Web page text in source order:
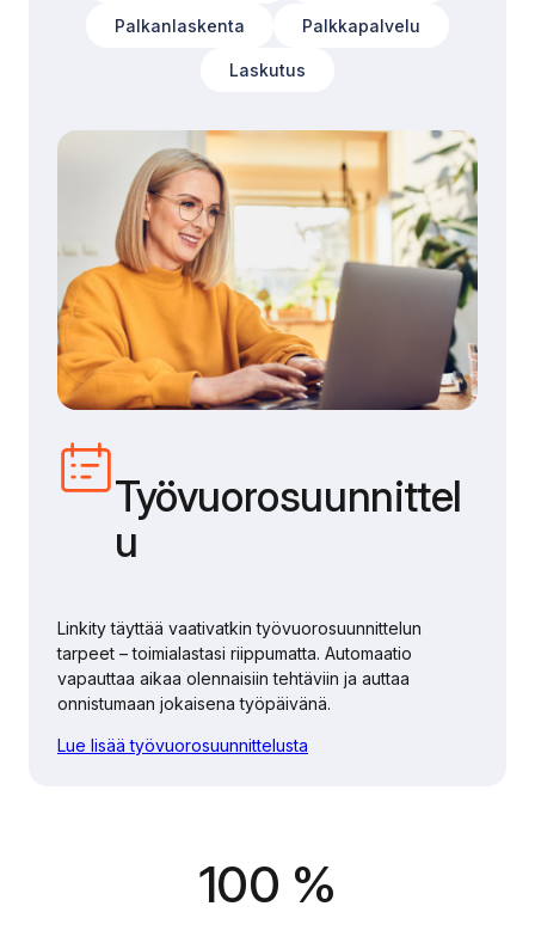
Työvuorosuunnittel
u
Linkity täyttää vaativatkin työvuorosuunnittelun
tarpeet – toimialastasi riippumatta. Automaatio
vapauttaa aikaa olennaisiin tehtäviin ja auttaa
onnistumaan jokaisena työpäivänä.
Lue lisää työvuorosuunnittelusta
Palkanlaskenta Palkkapalvelu
Laskutus
100 %